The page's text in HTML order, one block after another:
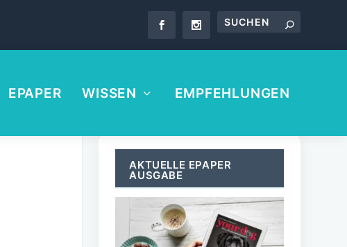
EPAPER WISSEN EMPFEHLUNGEN
AKTUELLE EPAPER
AUSGABE